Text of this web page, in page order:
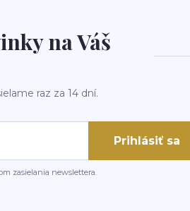
na Váš
raz za 14 dní.
Prihlásiť sa
zasielania newslettera.